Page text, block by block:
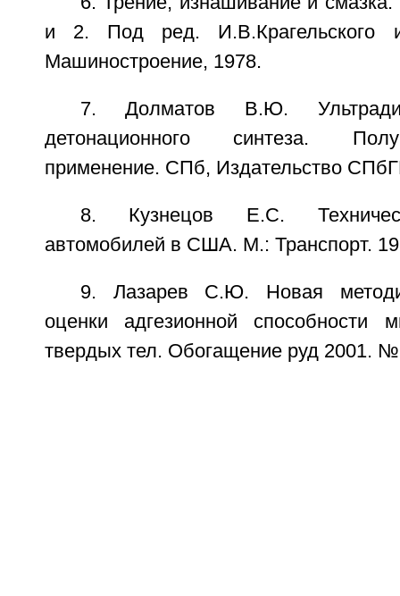
и 2. Под ред. И.В.Крагельского
Машиностроение, 1978.
7. Долматов В.Ю.
детонационного синтеза.
применение. СПб, Издательство
8. Кузнецов Е.С.
автомобилей в США. М.: Транспорт.
9. Лазарев С.Ю. Новая
оценки адгезионной способности
твердых тел. Обогащение руд 2001.